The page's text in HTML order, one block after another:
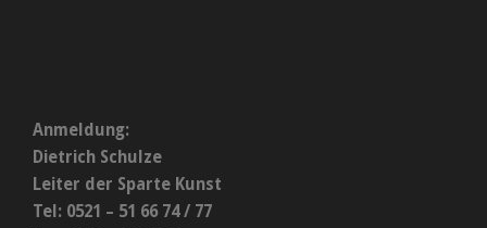
Anmeldung:
Dietrich Schulze
Leiter der Sparte Kunst
Tel: 0521 – 51 66 74 / 77